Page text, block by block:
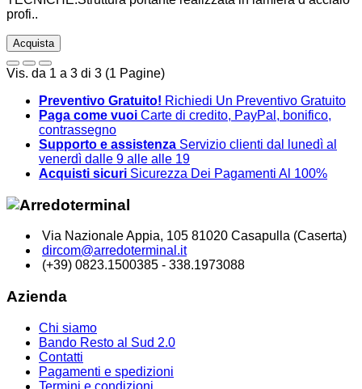
profi..
Acquista
Vis. da 1 a 3 di 3 (1 Pagine)
Preventivo Gratuito! Richiedi Un Preventivo Gratuito
Paga come vuoi Carte di credito, PayPal, bonifico,
contrassegno
Supporto e assistenza Servizio clienti dal lunedì al
venerdì dalle 9 alle alle 19
Acquisti sicuri Sicurezza Dei Pagamenti Al 100%
Via Nazionale Appia, 105 81020 Casapulla (Caserta)
dircom@arredoterminal.it
(+39) 0823.1500385 - 338.1973088
Azienda
Chi siamo
Bando Resto al Sud 2.0
Contatti
Pagamenti e spedizioni
Termini e condizioni